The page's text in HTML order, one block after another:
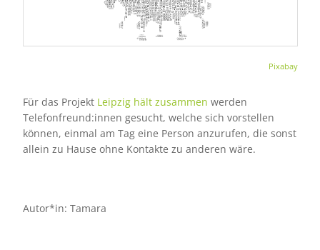
Pixabay
Für das Projekt Leipzig hält zusammen werden
Telefonfreund:innen gesucht, welche sich vorstellen
können, einmal am Tag eine Person anzurufen, die sonst
allein zu Hause ohne Kontakte zu anderen wäre.
Autor*in: Tamara